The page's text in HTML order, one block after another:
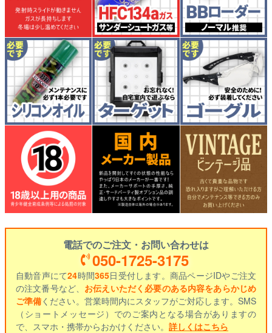
電話でのご注文・お問い合わせは
050-1725-3175
自動音声にて24時間365日受付します。商品ページIDやご注文
の注文番号など、 お伝えいただく必要のある内容をあらかじめ
ご準備ください。営業時間内にスタッフがご対応します。SMS
（ショートメッセージ）でのご案内となる場合がありますの
で、スマホ・携帯からおかけください。 詳しくはこちら